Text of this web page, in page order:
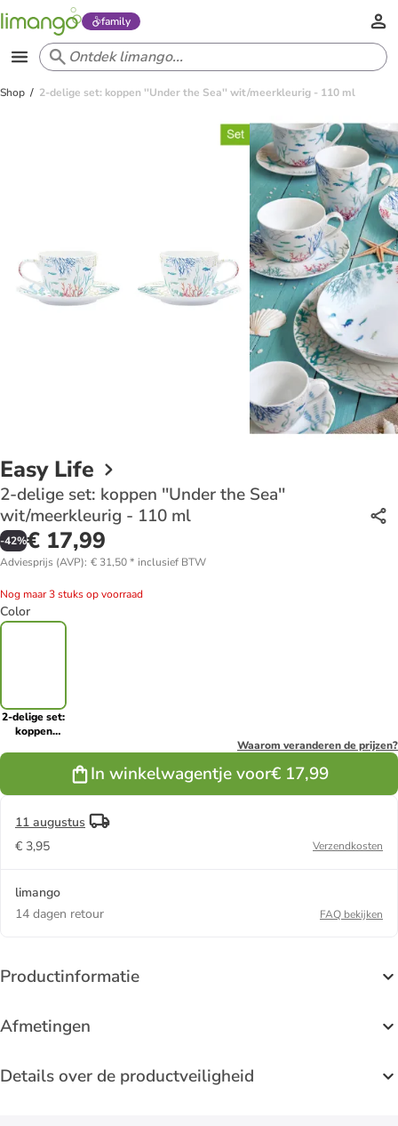
family
Shop 2-delige set: koppen ''Under the Sea'' wit/meerkleurig - 110 ml
Easy Life
2-delige set: koppen ''Under the Sea''
wit/meerkleurig - 110 ml
-42%€ 17,99
Adviesprijs (AVP): € 31,50* inclusief BTW
Nog maar 3 stuks op voorraad
Color
2-delige set:
koppen
wit/meerkleurig
Waarom veranderen de prijzen?
In winkelwagentje voor€ 17,99
11 augustus
€ 3,95
Verzendkosten
limango
14 dagen retour
FAQ bekijken
Productinformatie
Afmetingen
Details over de productveiligheid